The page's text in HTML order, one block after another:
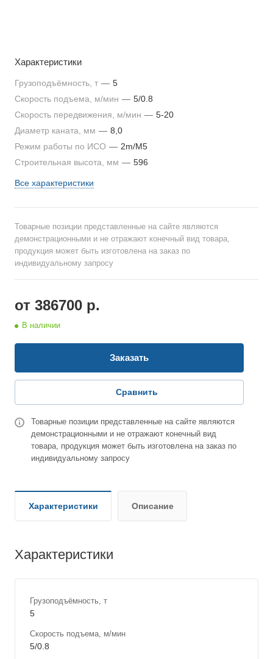
Характеристики
Грузоподъёмность, т — 5
Скорость подъема, м/мин — 5/0.8
Скорость передвижения, м/мин — 5-20
Диаметр каната, мм — 8,0
Режим работы по ИСО — 2m/M5
Строительная высота, мм — 596
Все характеристики
Товарные позиции представленные на сайте являются
демонстрационными и не отражают конечный вид товара,
продукция может быть изготовлена на заказ по
индивидуальному запросу
от 386700 р.
В наличии
Заказать
Сравнить
Товарные позиции представленные на сайте являются
демонстрационными и не отражают конечный вид
товара, продукция может быть изготовлена на заказ по
индивидуальному запросу
Характеристики Описание
Характеристики
Грузоподъёмность, т
5
Скорость подъема, м/мин
5/0.8